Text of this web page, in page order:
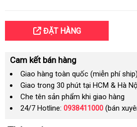
ĐẶT HÀNG
Cam kết bán hàng
Giao hàng toàn quốc (miễn phí ship)
Giao trong 30 phút tại HCM & Hà
Che tên sản phẩm khi giao hàng
24/7 Hotline: 0938411000 (bán